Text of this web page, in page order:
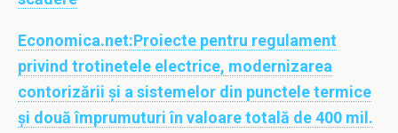
Economica.net:Proiecte pentru regulament
privind trotinetele electrice, modernizarea
contorizării şi a sistemelor din punctele termice
şi două împrumuturi în valoare totală de 400 mil.